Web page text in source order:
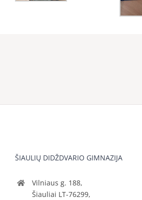
ŠIAULIŲ DIDŽDVARIO GIMNAZIJA
Vilniaus g. 188,
Šiauliai LT-76299,